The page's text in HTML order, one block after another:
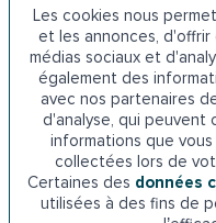
Les cookies nous
et les annonces,
médias sociaux et
également des
avec nos partenaires
d'analyse, qui peuvent
informations que
collectées lors de
Certaines des données
utilisées à des fins de
ADHAP
61 Rue Joubert, 89000
Téléphone : 03 86 33 33
Vitalliance Auxerre